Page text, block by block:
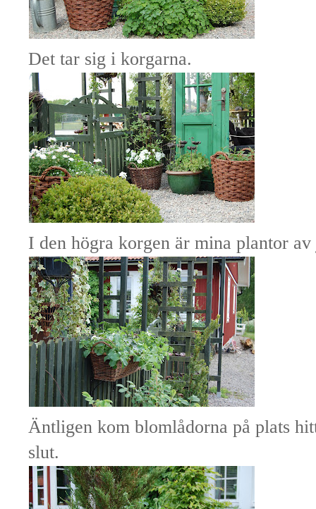
Det tar sig i korgarna.
I den högra korgen är mina plantor
Äntligen kom blomlådorna på plats
slut.